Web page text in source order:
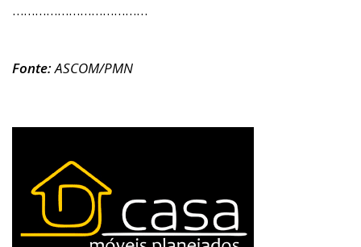
………………………………
Fonte:ASCOM/PMN